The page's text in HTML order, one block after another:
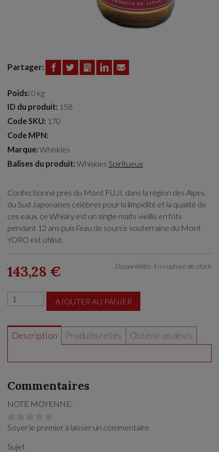
Partager: FACEBOOKTWITTERGOOGLE+LINKEDIN
Poids: 0 kg
ID du produit: 158
Code SKU: 170
Code MPN:
Marque:Whiskies
Balises du produit: Whiskies Spiritueux
Confectionné près du Mont FUJI, dans la région des Alpes
du Sud Japonaises célèbres pour la limpidité et la qualité de
ces eaux, ce Whisky est un single malts vieillis en fûts
pendant 12 ans puis l’eau de source souterraine du Mont
YORO est utilisé.
Disponibilité: En rupture de stock
143,28 €
AJOUTER AU PANIER
Description Produits reliés Obtenir un devis
Commentaires
NOTE MOYENNE:
Soyer le premier à laisser un commentaire
Sujet